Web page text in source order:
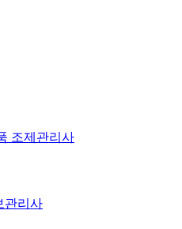
조제관리사
관리사